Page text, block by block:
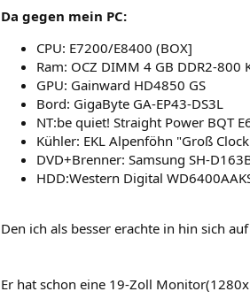
Da gegen mein PC:
CPU: E7200/E8400 (BOX]
Ram: OCZ DIMM 4 GB DDR2-800
GPU: Gainward HD4850 GS
Bord: GigaByte GA-EP43-DS3L
NT:be quiet! Straight Power BQT
Kühler: EKL Alpenföhn "Groß
DVD+Brenner: Samsung SH-
HDD:Western Digital
Den ich als besser erachte in hin sich
Er hat schon eine 19-Zoll